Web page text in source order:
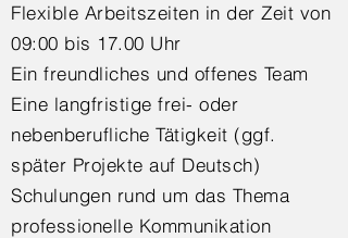
Flexible Arbeitszeiten in der Zeit von
09:00 bis 17.00 Uhr
Ein freundliches und offenes Team
Eine langfristige frei- oder
nebenberufliche Tätigkeit (ggf.
später Projekte auf Deutsch)
Schulungen rund um das Thema
professionelle Kommunikation